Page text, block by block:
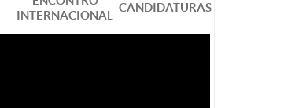
INTERNACIONAL
CANDIDATURAS